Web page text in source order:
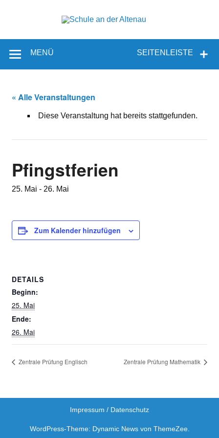
an
SEITENLEISTE
MENÜ
« Alle Veranstaltungen
Diese Veranstaltung hat bereits stattgefunden.
Pfingstferien
25. Mai - 26. Mai
Zum Kalender hinzufügen
DETAILS
Beginn:
25. Mai
Ende:
26. Mai
Zentrale Prüfung Englisch Zentrale Prüfung Mathematik
Impressum / Datenschutz
WordPress-Theme: Dynamic News von ThemeZee.